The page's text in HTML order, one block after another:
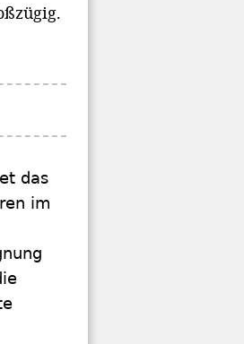
das
im